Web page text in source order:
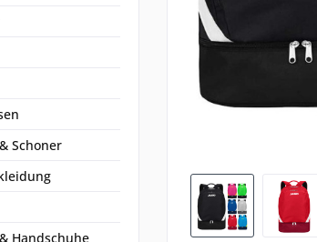
Schoner
Handschuhe